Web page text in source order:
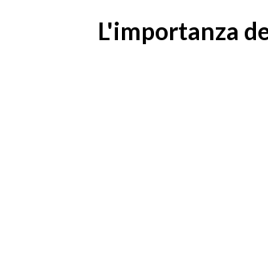
L'importanza